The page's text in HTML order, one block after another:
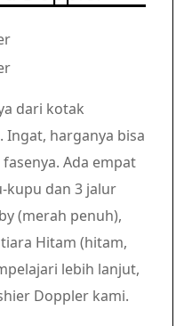
dari kotak
Ingat, harganya bisa
Ada empat
kupu dan 3 jalur
(merah penuh),
Hitam (hitam,
lebih lanjut,
Doppler kami.